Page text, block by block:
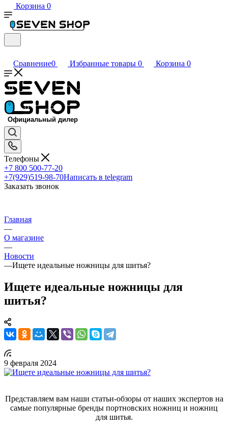
Корзина 0
Сравнение0 Избранные товары 0 Корзина 0
Телефоны
+7 800 500-77-20
+7(929)519-98-70Написать в telegram
Заказать звонок
Главная
—
О магазине
—
Новости
—Ищете идеальные ножницы для шитья?
Ищете идеальные ножницы для
шитья?
9 февраля 2024
Представляем вам наши статьи-обзоры от наших экспертов на
самые популярные бренды портновских ножниц и ножниц
для шитья.